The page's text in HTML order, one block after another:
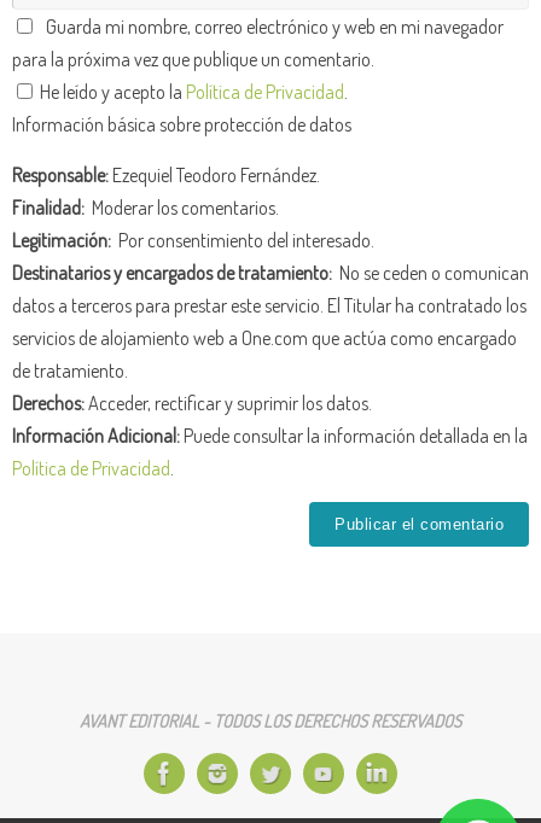
Guarda mi nombre, correo electrónico y web en mi navegador
para la próxima vez que publique un comentario.
He leído y acepto la Política de Privacidad
Información básica sobre protección de datos
Responsable:Ezequiel Teodoro Fernández.
Finalidad: Moderar los comentarios.
Legitimación: Por consentimiento del interesado.
Destinatarios y encargados de tratamiento: No se ceden o comunican
datos a terceros para prestar este servicio. El Titular ha contratado los
servicios de alojamiento web a One.com que actúa como encargado
de tratamiento.
Derechos:Acceder, rectificar y suprimir los datos.
Información Adicional:Puede consultar la información detallada en la
Política de Privacidad
AVANT EDITORIAL - TODOS LOS DERECHOS RESERVADOS